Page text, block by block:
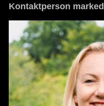
Kontaktperson marked